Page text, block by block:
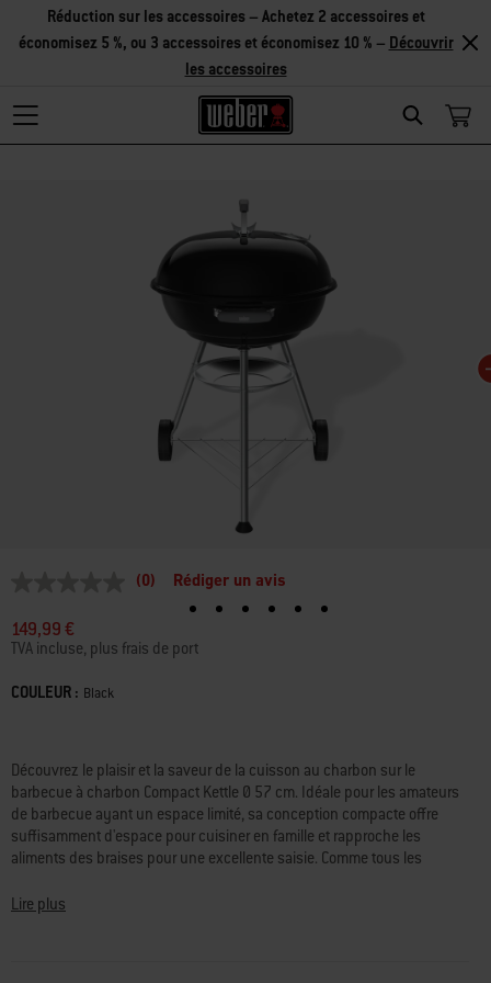
Search
Réduction sur les accessoires – Achetez 2 accessoires et
économisez 5 %, ou 3 accessoires et économisez 10 % – Découvrir
les accessoires
de
notation
Lien
la
(0) Rédiger un avis
149,99 €
TVA incluse, plus frais de port
Color
COULEUR : Black
Découvrez le plaisir et la saveur de la cuisson au charbon sur le
barbecue à charbon Compact Kettle Ø 57 cm. Idéale pour les amateurs
de barbecue ayant un espace limité, sa conception compacte offre
suffisamment d'espace pour cuisiner en famille et rapproche les
aliments des braises pour une excellente saisie. Comme tous les
un couvercle à revêtement émaillé qui conservent la chaleur et résistent
Lire plus